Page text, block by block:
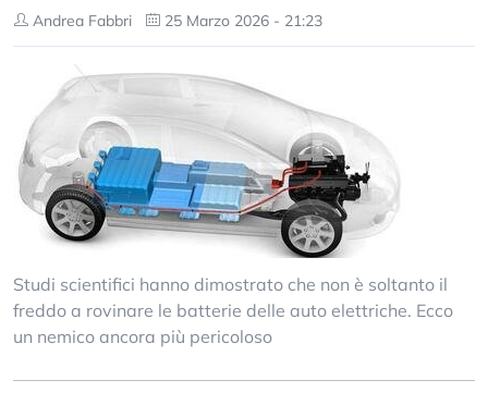
Andrea Fabbri 25 Marzo 2026 - 21:23
Studi scientifici hanno dimostrato che non è soltanto il
freddo a rovinare le batterie delle auto elettriche. Ecco
un nemico ancora più pericoloso